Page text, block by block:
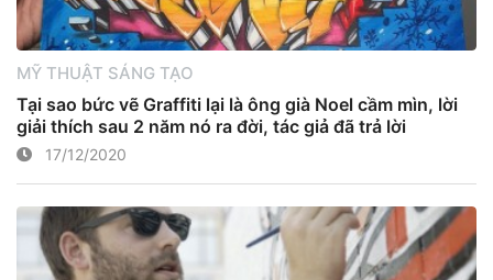
MỸ THUẬT SÁNG TẠO
Tại sao bức vẽ Graffiti lại là ông già Noel cầm mìn, lời
giải thích sau 2 năm nó ra đời, tác giả đã trả lời
17/12/2020